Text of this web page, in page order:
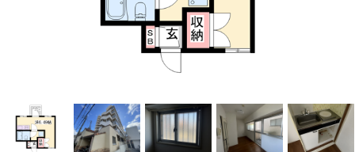
路線·駅から探す
地図から探す
スタッフ